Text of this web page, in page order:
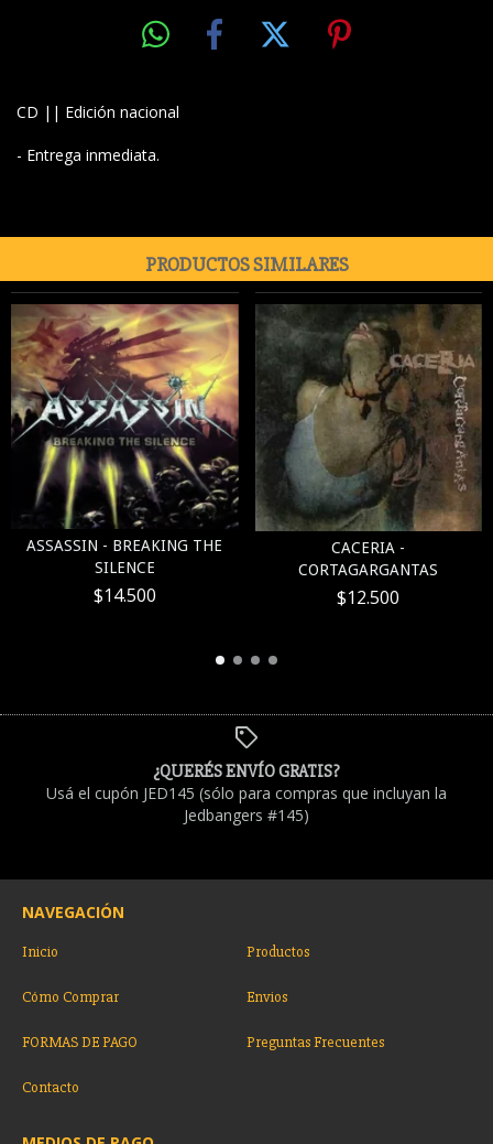
CD || Edición nacional
- Entrega inmediata.
PRODUCTOS SIMILARES
ASSASSIN - BREAKING THE
SILENCE
$14.500
CACERIA -
CORTAGARGANTAS
$12.500
¿QUERÉS ENVÍO GRATIS?
Usá el cupón JED145 (sólo para compras que incluyan la
Jedbangers #145)
NAVEGACIÓN
Inicio Productos
Cómo Comprar Envios
FORMAS DE PAGO Preguntas Frecuentes
Contacto